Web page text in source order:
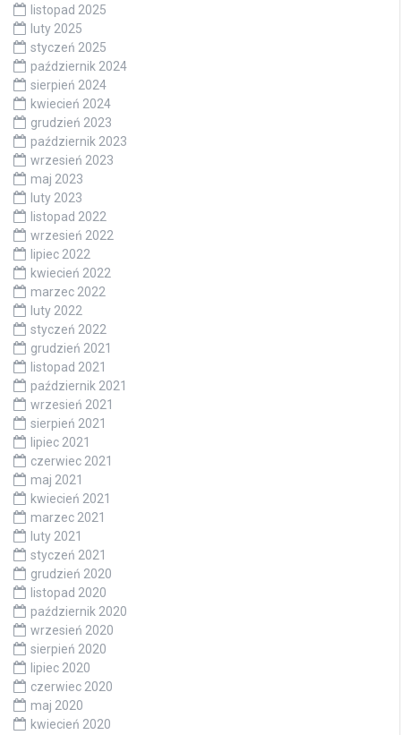
listopad 2025
luty 2025
styczeń 2025
październik 2024
sierpień 2024
kwiecień 2024
grudzień 2023
październik 2023
wrzesień 2023
maj 2023
luty 2023
listopad 2022
wrzesień 2022
lipiec 2022
kwiecień 2022
marzec 2022
luty 2022
styczeń 2022
grudzień 2021
listopad 2021
październik 2021
wrzesień 2021
sierpień 2021
lipiec 2021
czerwiec 2021
maj 2021
kwiecień 2021
marzec 2021
luty 2021
styczeń 2021
grudzień 2020
listopad 2020
październik 2020
wrzesień 2020
sierpień 2020
lipiec 2020
czerwiec 2020
maj 2020
kwiecień 2020